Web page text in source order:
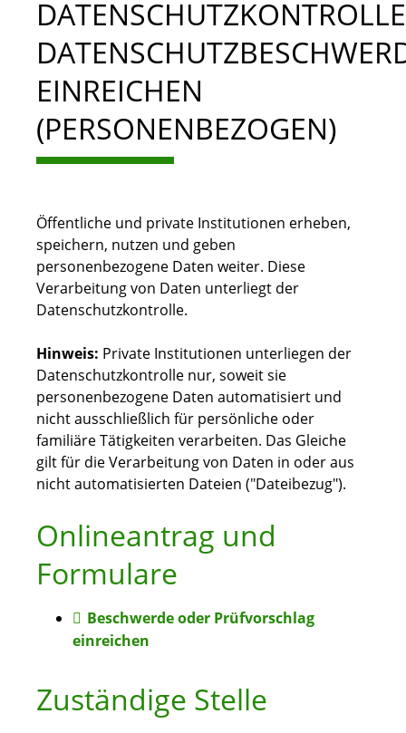
EINREICHEN
(PERSONENBEZOGEN)
Öffentliche und private Institutionen erheben,
speichern, nutzen und geben
personenbezogene Daten weiter. Diese
Verarbeitung von Daten unterliegt der
Datenschutzkontrolle.
Hinweis: Private Institutionen unterliegen der
Datenschutzkontrolle nur, soweit sie
personenbezogene Daten automatisiert und
nicht ausschließlich für persönliche oder
familiäre Tätigkeiten verarbeiten. Das Gleiche
gilt für die Verarbeitung von Daten in oder aus
nicht automatisierten Dateien ("Dateibezug").
Onlineantrag und
Formulare
Beschwerde oder Prüfvorschlag
einreichen
Zuständige Stelle